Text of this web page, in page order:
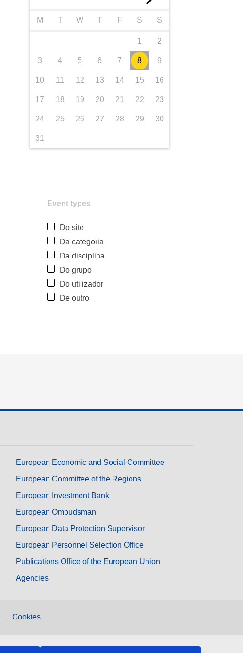
M T W T F S S
1 2
3 4 5 6 7 8 9
10 11 12 13 14 15 16
17 18 19 20 21 22 23
24 25 26 27 28 29 30
31
Event types
Do site
Da categoria
Da disciplina
Do grupo
Do utilizador
De outro
European Economic and Social Committee
European Committee of the Regions
European Investment Bank
European Ombudsman
European Data Protection Supervisor
European Personnel Selection Office
Publications Office of the European Union
Agencies
Cookies